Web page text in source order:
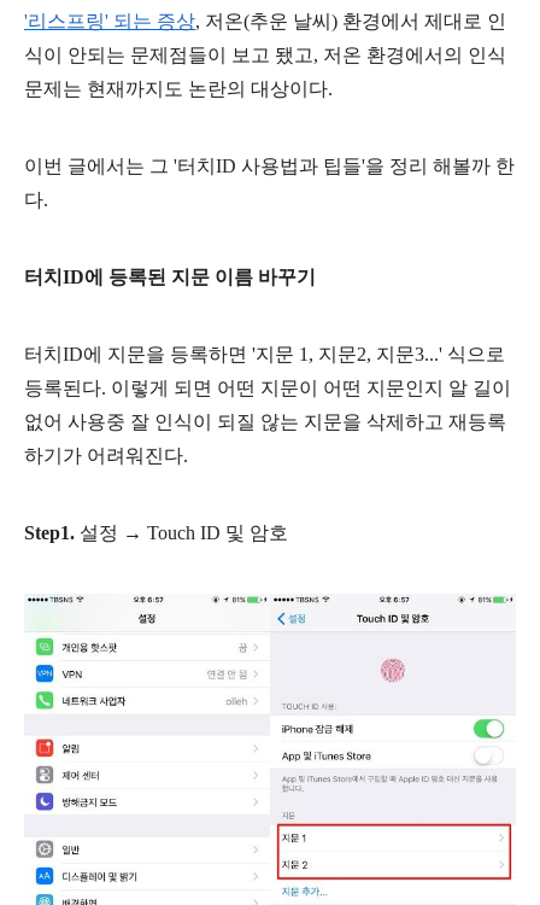
'리스프링' 되는 증상, 저온(추운 날씨) 환경에서 제대로 인
식이 안되는 문제점들이 보고 됐고, 저온 환경에서의 인식
문제는 현재까지도 논란의 대상이다.
이번 글에서는 그 '터치ID 사용법과 팁들'을 정리 해볼까 한
다.
터치ID에 등록된 지문 이름 바꾸기
터치ID에 지문을 등록하면 '지문 1, 지문2, 지문3...' 식으로
등록된다. 이렇게 되면 어떤 지문이 어떤 지문인지 알 길이
없어 사용중 잘 인식이 되질 않는 지문을 삭제하고 재등록
하기가 어려워진다.
Step1. 설정 → Touch ID 및 암호